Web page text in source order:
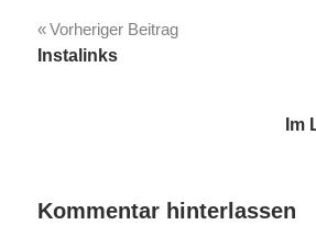
Beitragsnavigation
Vorheriger Beitrag
Instalinks
Im
Kommentar hinterlassen